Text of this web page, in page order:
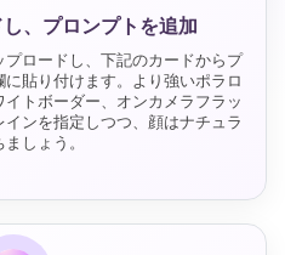
、プロンプトを追加
ロードし、下記のカードからプ
貼り付けます。より強いポラロ
トボーダー、オンカメラフラッ
ンを指定しつつ、顔はナチュラ
しょう。